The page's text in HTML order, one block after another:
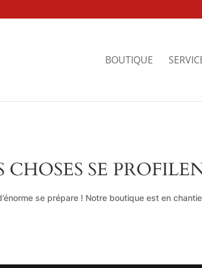
BOUTIQUE
CHOSES SE
se prépare ! Notre boutique est en